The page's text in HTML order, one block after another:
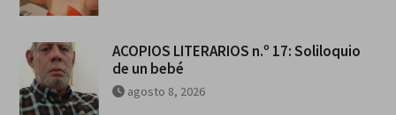
ACOPIOS LITERARIOS n.º 17: Soliloquio
de un bebé
agosto 8, 2026